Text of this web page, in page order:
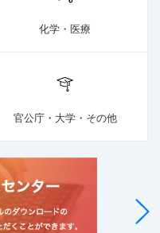
化学・医療
官公庁・大学・その他